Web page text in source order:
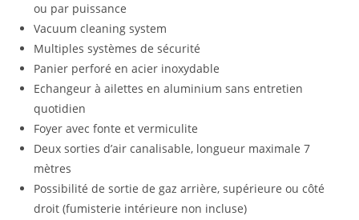
ou par puissance
Vacuum cleaning system
Multiples systèmes de sécurité
Panier perforé en acier inoxydable
Echangeur à ailettes en aluminium sans entretien
quotidien
Foyer avec fonte et vermiculite
Deux sorties d’air canalisable, longueur maximale 7
mètres
Possibilité de sortie de gaz arrière, supérieure ou côté
droit (fumisterie intérieure non incluse)